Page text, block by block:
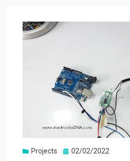
Projects
Posted
02/02/2022